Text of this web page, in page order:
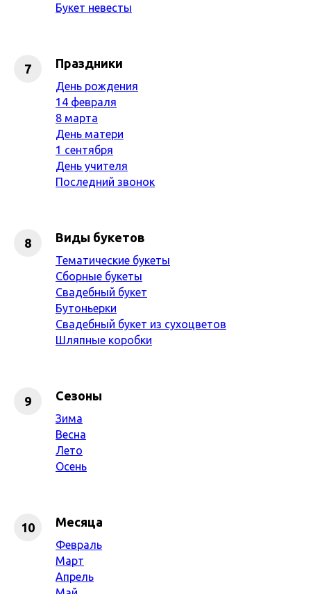
Букет невесты
Праздники
День рождения
14 февраля
8 марта
День матери
1 сентября
День учителя
Последний звонок
Виды букетов
Тематические букеты
Сборные букеты
Свадебный букет
Бутоньерки
Свадебный букет из сухоцветов
Шляпные коробки
Сезоны
Зима
Весна
Лето
Осень
Месяца
Февраль
Март
Апрель